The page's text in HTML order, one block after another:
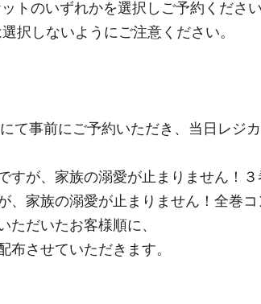
トのいずれかを選択しご予約ください
択しないようにご注意ください。
て事前にご予約いただき、当日レジ
すが、家族の溺愛が止まりません！３
、家族の溺愛が止まりません！全巻コ
ただいたお客様順に、
布させていただきます。